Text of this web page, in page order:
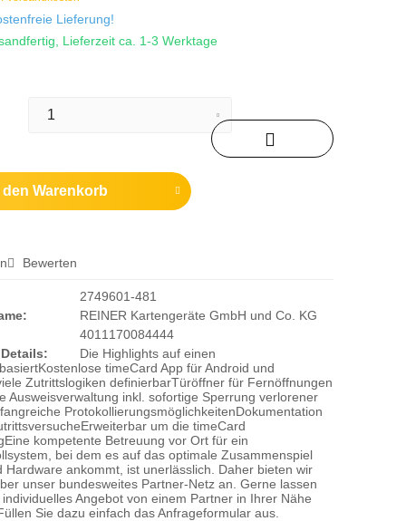
Lieferung!
Lieferzeit ca. 1-3 Werktage
den Warenkorb
Bewerten
2749601-481
REINER Kartengeräte GmbH und Co. KG
4011170084444
Die Highlights auf einen
timeCard App für Android und
Zutrittslogiken definierbarTüröffner für Fernöffnungen
Ausweisverwaltung inkl. sofortige Sperrung verlorener
ProtokollierungsmöglichkeitenDokumentation
um die timeCard
kompetente Betreuung vor Ort für ein
bei dem es auf das optimale Zusammenspiel
Hardware ankommt, ist unerlässlich. Daher bieten wir
unser bundesweites Partner-Netz an. Gerne lassen
Angebot von einem Partner in Ihrer Nähe
Sie dazu einfach das Anfrageformular aus.